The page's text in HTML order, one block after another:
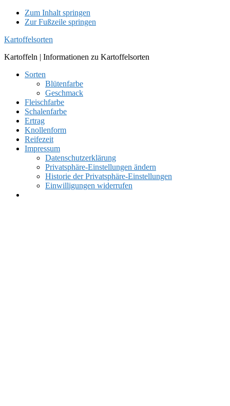
Zum Inhalt springen
Zur Fußzeile springen
Kartoffelsorten
Kartoffeln | Informationen zu Kartoffelsorten
Sorten
Blütenfarbe
Geschmack
Fleischfarbe
Schalenfarbe
Ertrag
Knollenform
Reifezeit
Impressum
Datenschutzerklärung
Privatsphäre-Einstellungen ändern
Historie der Privatsphäre-Einstellungen
Einwilligungen widerrufen